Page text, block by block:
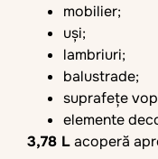
mobilier;
uși;
lambriuri;
balustrade;
suprafețe
elemente
3,78 Lacoperă